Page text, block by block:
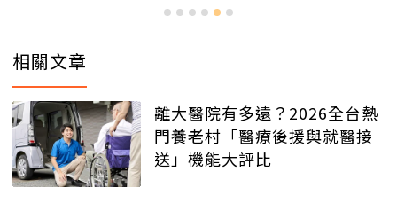
相關文章
離大醫院有多遠？2026全台熱
門養老村「醫療後援與就醫接
送」機能大評比